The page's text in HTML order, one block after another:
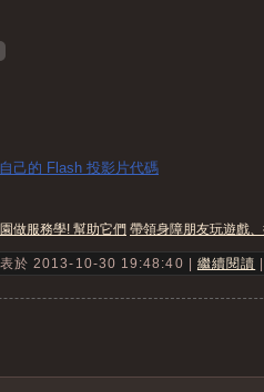
己的 Flash 投影片代碼
做服務學! 幫助它們 帶領身障朋友玩遊戲
表於 2013-10-30 19:48:40 | 繼續閱讀